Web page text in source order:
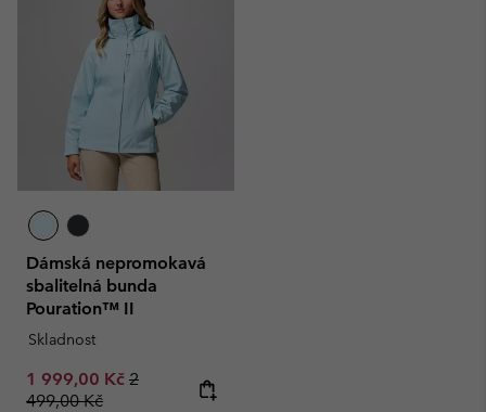
Dámská nepromokavá
sbalitelná bunda
Pouration™ II
Skladnost
Sale price:
1 999,00 Kč Regular price:
2
499,00 Kč